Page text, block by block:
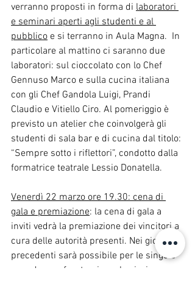
verranno proposti in forma di laboratori
e seminari aperti agli studenti e al
pubblico e si terranno in Aula Magna.  In
particolare al mattino ci saranno due
laboratori: sul cioccolato con lo Chef
Gennuso Marco e sulla cucina italiana
con gli Chef Gandola Luigi, Prandi
Claudio e Vitiello Ciro. Al pomeriggio è
previsto un atelier che coinvolgerà gli
studenti di sala bar e di cucina dal titolo:
“Sempre sotto i riflettori”, condotto dalla
formatrice teatrale Lessio Donatella.
Venerdì 22 marzo ore 19.30: cena di
gala e premiazione: la cena di gala a
inviti vedrà la premiazione dei vincitori a
cura delle autorità presenti. Nei giorni
precedenti sarà possibile per le singole
squadre confrontarsi con la giuria per